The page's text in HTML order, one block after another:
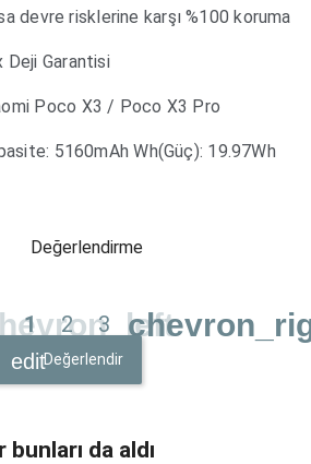
devre risklerine karşı %100 koruma
Deji Garantisi
Poco X3 / Poco X3 Pro
5160mAh Wh(Güç): 19.97Wh
Değerlendirme
1 2 3
Değerlendir
da aldı